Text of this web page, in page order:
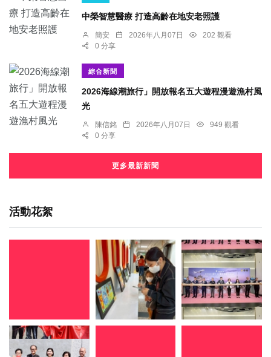
中榮智慧醫療 打造高齡在地安老照護
簡安 2026年八月07日
202 觀看
0 分享
綜合新聞
2026海線潮旅行」開放報名五大遊程漫遊漁村風
光
陳信銘 2026年八月07日
949 觀看
0 分享
更多最新新聞
活動花絮